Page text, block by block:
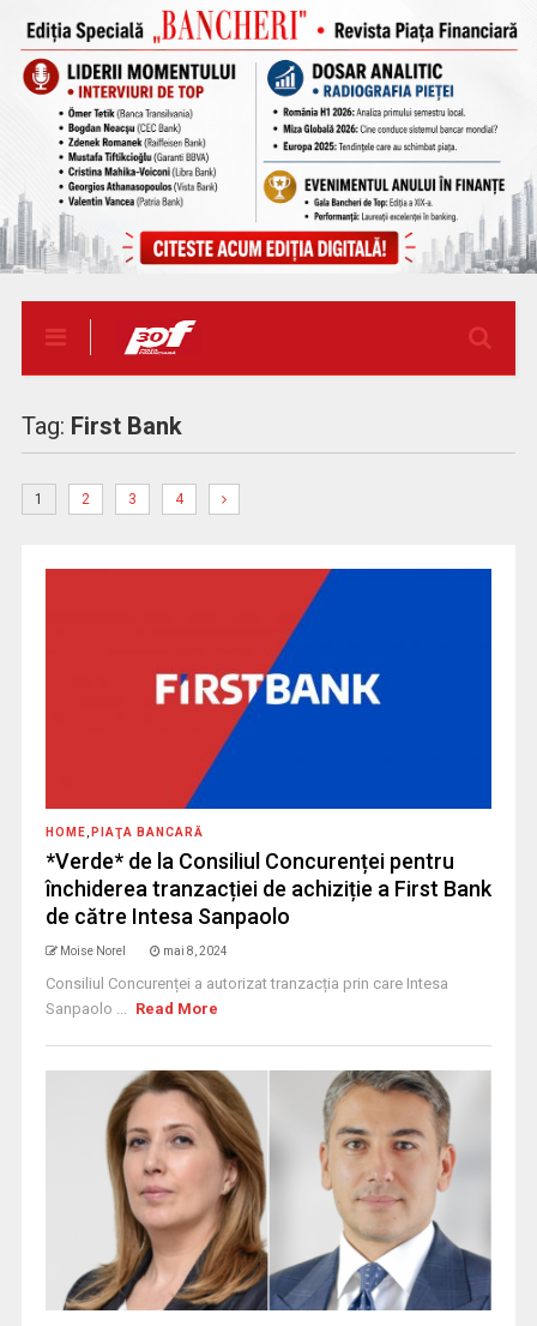
Tag: First Bank
1 2 3 4
HOME PIAŢA BANCARĂ
*Verde* de la Consiliul Concurenței pentru
închiderea tranzacției de achiziție a First Bank
de către Intesa Sanpaolo
Moise Norel mai 8, 2024
Consiliul Concurenței a autorizat tranzacția prin care Intesa
Sanpaolo ... Read More